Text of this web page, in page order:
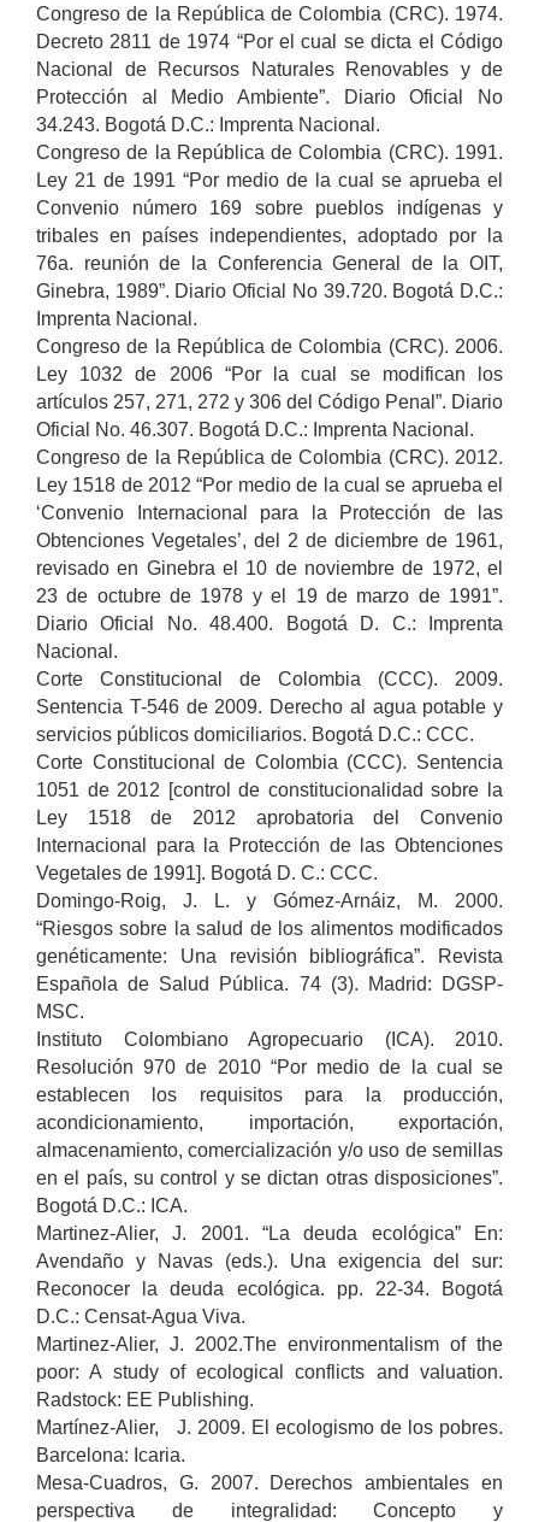
Congreso de la República de Colombia (CRC). 1974.
Decreto 2811 de 1974 “Por el cual se dicta el Código
Nacional de Recursos Naturales Renovables y de
Protección al Medio Ambiente”. Diario Oficial No
34.243. Bogotá D.C.: Imprenta Nacional.
Congreso de la República de Colombia (CRC). 1991.
Ley 21 de 1991 “Por medio de la cual se aprueba el
Convenio número 169 sobre pueblos indígenas y
tribales en países independientes, adoptado por la
76a. reunión de la Conferencia General de la OIT,
Ginebra, 1989”. Diario Oficial No 39.720. Bogotá D.C.:
Imprenta Nacional.
Congreso de la República de Colombia (CRC). 2006.
Ley 1032 de 2006 “Por la cual se modifican los
artículos 257, 271, 272 y 306 del Código Penal”. Diario
Oficial No. 46.307. Bogotá D.C.: Imprenta Nacional.
Congreso de la República de Colombia (CRC). 2012.
Ley 1518 de 2012 “Por medio de la cual se aprueba el
‘Convenio Internacional para la Protección de las
Obtenciones Vegetales’, del 2 de diciembre de 1961,
revisado en Ginebra el 10 de noviembre de 1972, el
23 de octubre de 1978 y el 19 de marzo de 1991”.
Diario Oficial No. 48.400. Bogotá D. C.: Imprenta
Nacional.
Corte Constitucional de Colombia (CCC). 2009.
Sentencia T-546 de 2009. Derecho al agua potable y
servicios públicos domiciliarios. Bogotá D.C.: CCC.
Corte Constitucional de Colombia (CCC). Sentencia
1051 de 2012 [control de constitucionalidad sobre la
Ley 1518 de 2012 aprobatoria del Convenio
Internacional para la Protección de las Obtenciones
Vegetales de 1991]. Bogotá D. C.: CCC.
Domingo-Roig, J. L. y Gómez-Arnáiz, M. 2000.
“Riesgos sobre la salud de los alimentos modificados
genéticamente: Una revisión bibliográfica”. Revista
Española de Salud Pública. 74 (3). Madrid: DGSP-
MSC.
Instituto Colombiano Agropecuario (ICA). 2010.
Resolución 970 de 2010 “Por medio de la cual se
establecen los requisitos para la producción,
acondicionamiento, importación, exportación,
almacenamiento, comercialización y/o uso de semillas
en el país, su control y se dictan otras disposiciones”.
Bogotá D.C.: ICA.
Martinez-Alier, J. 2001. “La deuda ecológica” En:
Avendaño y Navas (eds.). Una exigencia del sur:
Reconocer la deuda ecológica. pp. 22-34. Bogotá
D.C.: Censat-Agua Viva.
Martinez-Alier, J. 2002.The environmentalism of the
poor: A study of ecological conflicts and valuation.
Radstock: EE Publishing.
Martínez-Alier, J. 2009. El ecologismo de los pobres.
Barcelona: Icaria.
Mesa-Cuadros, G. 2007. Derechos ambientales en
perspectiva de integralidad: Concepto y